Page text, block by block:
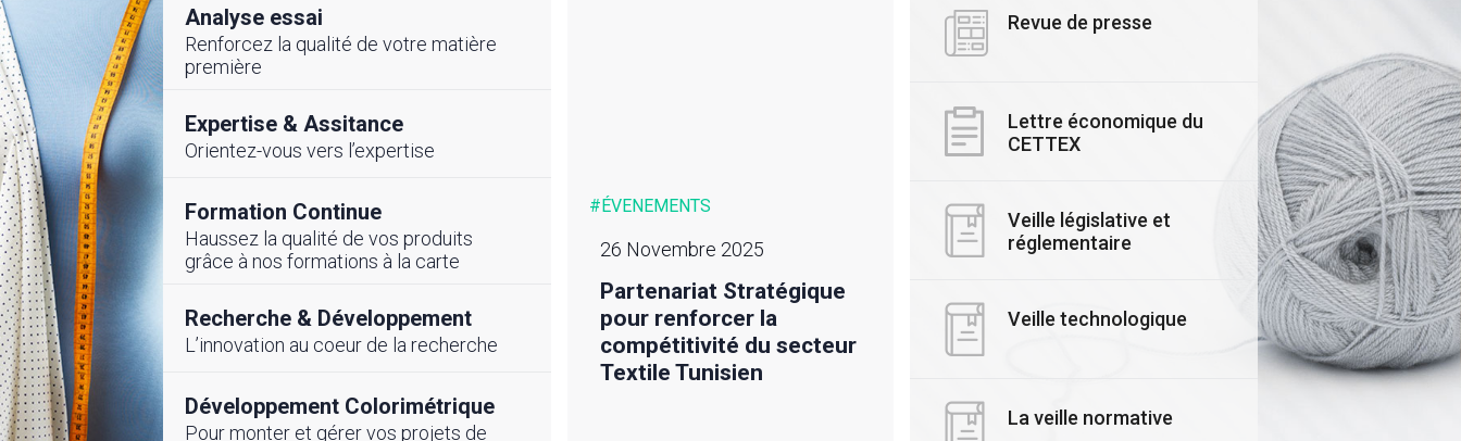
Analyse essai
Renforcez la qualité de votre matière
première
Expertise & Assitance
Orientez-vous vers l’expertise
Formation Continue
Haussez la qualité de vos produits
grâce à nos formations à la carte
Recherche & Développement
L’innovation au coeur de la recherche
Développement Colorimétrique
Pour monter et gérer vos projets de
2025
de
CETTEX-
la Compétitivité
et Digitale du
Habillement
#ÉVENEMENTS
26 Novembre 2025
pour renforcer la
compétitivité du secteur
#ÉVENEMENTS
23 Novembre 2025
Audit de renouvellement
ISO 9001:2015 du
CETTEX
#ACTUALITE
24 mars 2025
réduisez et valorisez
𝙫𝙤𝙩𝙧𝙚 𝙚𝙢𝙥𝙧𝙚𝙞𝙣𝙩𝙚
𝙘𝙖𝙧𝙗𝙤𝙣𝙚 avec le
#ACTUALITE
03 Novembre 2025
Le CETTEX
Transition :
Officiel de ses
Formateurs
Économie Circulaire
Revue de presse
Lettre économique du
CETTEX
Veille législative et
réglementaire
Veille technologique
La veille normative